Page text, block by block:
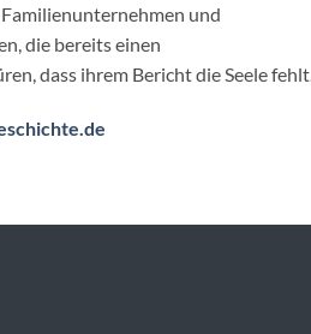
und
die bereits einen
dass ihrem Bericht die Seele fehlt.